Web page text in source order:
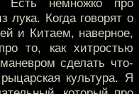
Есть немножко про
лука. Когда говорят о
и Китаем, наверное,
то, как хитростью
сделать что-
культура. Я